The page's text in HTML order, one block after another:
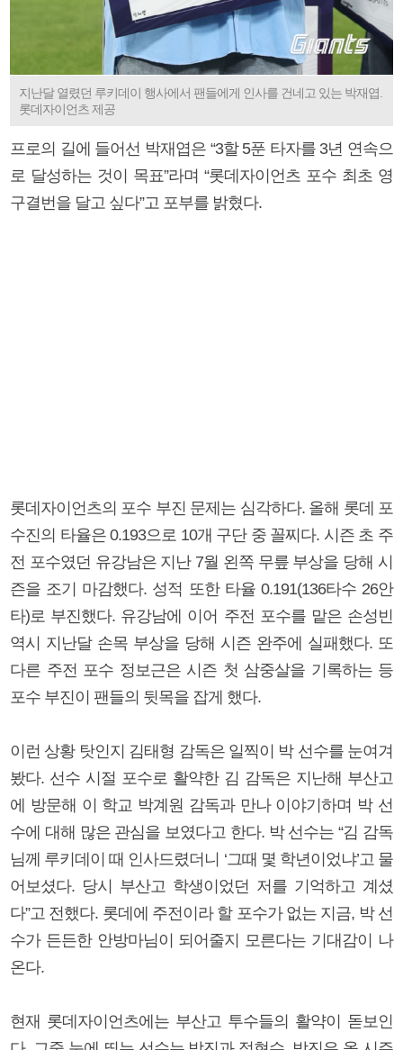
지난달 열렸던 루키데이 행사에서 팬들에게 인사를 건네고 있는 박재엽.
롯데자이언츠 제공
프로의 길에 들어선 박재엽은 “3할 5푼 타자를 3년 연속으
로 달성하는 것이 목표”라며 “롯데자이언츠 포수 최초 영
구결번을 달고 싶다”고 포부를 밝혔다.
롯데자이언츠의 포수 부진 문제는 심각하다. 올해 롯데 포
수진의 타율은 0.193으로 10개 구단 중 꼴찌다. 시즌 초 주
전 포수였던 유강남은 지난 7월 왼쪽 무릎 부상을 당해 시
즌을 조기 마감했다. 성적 또한 타율 0.191(136타수 26안
타)로 부진했다. 유강남에 이어 주전 포수를 맡은 손성빈
역시 지난달 손목 부상을 당해 시즌 완주에 실패했다. 또
다른 주전 포수 정보근은 시즌 첫 삼중살을 기록하는 등
포수 부진이 팬들의 뒷목을 잡게 했다.
이런 상황 탓인지 김태형 감독은 일찍이 박 선수를 눈여겨
봤다. 선수 시절 포수로 활약한 김 감독은 지난해 부산고
에 방문해 이 학교 박계원 감독과 만나 이야기하며 박 선
수에 대해 많은 관심을 보였다고 한다. 박 선수는 “김 감독
님께 루키데이 때 인사드렸더니 ‘그때 몇 학년이었냐’고 물
어보셨다. 당시 부산고 학생이었던 저를 기억하고 계셨
다”고 전했다. 롯데에 주전이라 할 포수가 없는 지금, 박 선
수가 든든한 안방마님이 되어줄지 모른다는 기대감이 나
온다.
현재 롯데자이언츠에는 부산고 투수들의 활약이 돋보인